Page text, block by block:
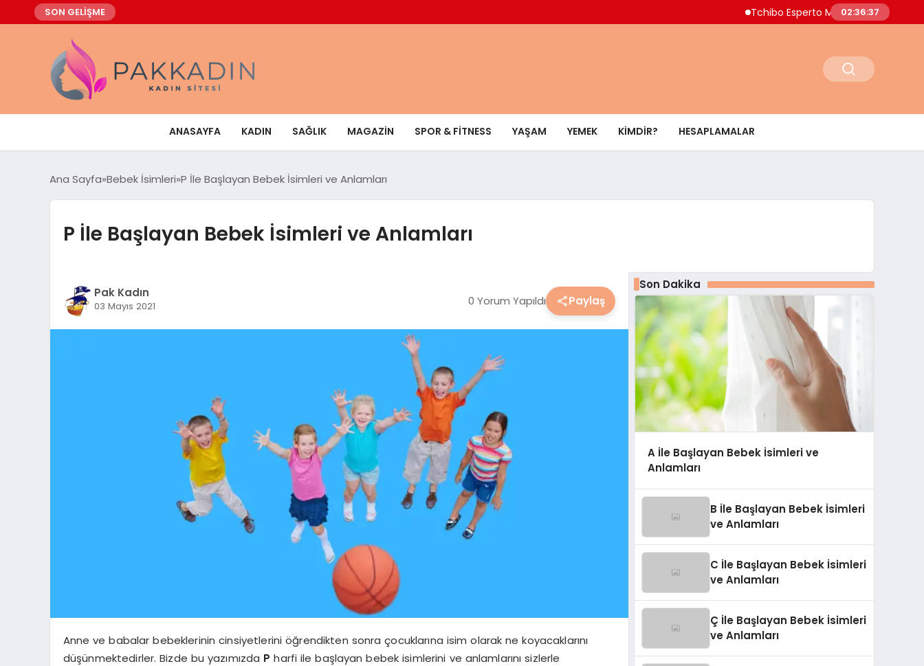
SON GELİŞME Tchibo Esperto Mini Kahve Makinesinde
02:36:38
ANASAYFA KADIN SAĞLIK MAGAZIN SPOR & FITNESS YAŞAM YEMEK KIMDIR? HESAPLAMALAR
Ana Sayfa Bebek İsimleri P İle Başlayan Bebek İsimleri ve Anlamları
P İle Başlayan Bebek İsimleri ve Anlamları
Pak Kadın
03 Mayıs 2021 0 Yorum Yapıldı Paylaş
Anne ve babalar bebeklerinin cinsiyetlerini öğrendikten sonra çocuklarına isim olarak ne koyacaklarını
düşünmektedirler. Bizde bu yazımızda P harfi ile başlayan bebek isimlerini ve anlamlarını sizlerle
Son Dakika
A İle Başlayan Bebek İsimleri ve
Anlamları
B İle Başlayan Bebek İsimleri
ve Anlamları
C İle Başlayan Bebek İsimleri
ve Anlamları
Ç İle Başlayan Bebek İsimleri
ve Anlamları